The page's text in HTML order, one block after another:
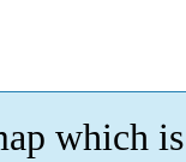
which is